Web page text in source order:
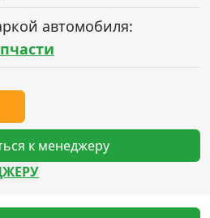
автомобиля:
к менеджеру